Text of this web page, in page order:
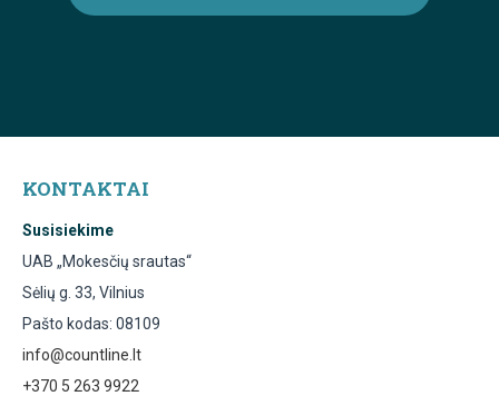
KONTAKTAI
Susisiekime
UAB „Mokesčių srautas“
Sėlių g. 33, Vilnius
Pašto kodas: 08109
info@countline.lt
+370 5 263 9922